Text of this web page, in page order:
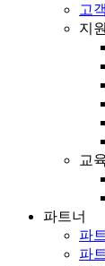
고
지
교
파트너
파
파